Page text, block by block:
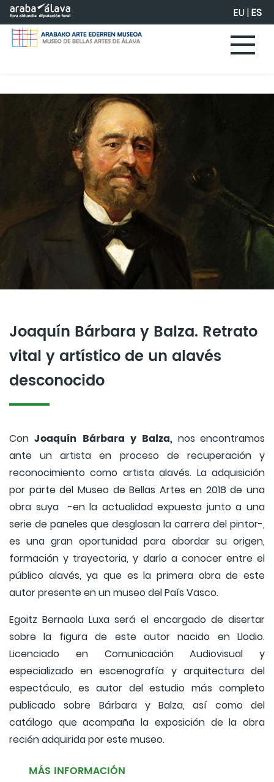
Saltar al contenido principal EU|ES
Joaquín Bárbara y Balza. Retrato
vital y artístico de un alavés
desconocido
Con Joaquín Bárbara y Balza, nos encontramos
ante un artista en proceso de recuperación y
reconocimiento como artista alavés. La adquisición
por parte del Museo de Bellas Artes en 2018 de una
obra suya -en la actualidad expuesta junto a una
serie de paneles que desglosan la carrera del pintor-,
es una gran oportunidad para abordar su origen,
formación y trayectoria, y darlo a conocer entre el
público alavés, ya que es la primera obra de este
autor presente en un museo del País Vasco.
Egoitz Bernaola Luxa será el encargado de disertar
sobre la figura de este autor nacido en Llodio.
Licenciado en Comunicación Audiovisual y
especializado en escenografía y arquitectura del
espectáculo, es autor del estudio más completo
publicado sobre Bárbara y Balza, así como del
catálogo que acompaña la exposición de la obra
recién adquirida por este museo.
MÁS INFORMACIÓN